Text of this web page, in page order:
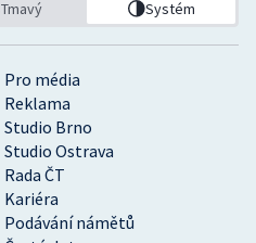
Pro média
Reklama
Studio Brno
Studio Ostrava
Rada ČT
Kariéra
Podávání námětů
Tmavý Systém